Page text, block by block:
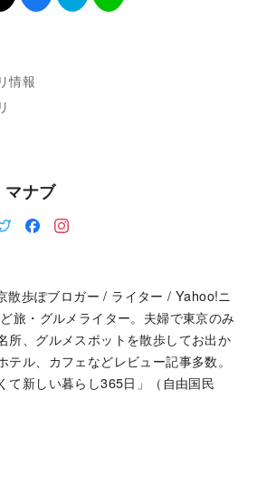
情報
マナブ
散歩ぽブロガー / ライター / Yahoo!ニ
旅・グルメライター。夫婦で東京のみ
所、グルメスポットを散歩してお出か
ル、カフェなどレビュー記事多数。
て新しい暮らし365日」（自由国民